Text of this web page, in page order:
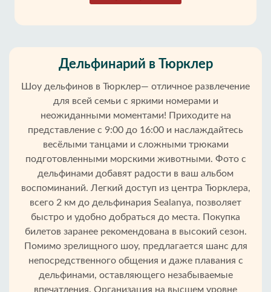
Районы
Дельфинарий в Тюрклер
Шоу дельфинов в Тюрклер— отличное развлечение
для всей семьи с яркими номерами и
неожиданными моментами! Приходите на
представление с 9:00 до 16:00 и наслаждайтесь
весёлыми танцами и сложными трюками
подготовленными морскими животными. Фото с
дельфинами добавят радости в ваш альбом
воспоминаний. Легкий доступ из центра Тюрклера,
всего 2 км до дельфинария Sealanya, позволяет
быстро и удобно добраться до места. Покупка
билетов заранее рекомендована в высокий сезон.
Помимо зрелищного шоу, предлагается шанс для
непосредственного общения и даже плавания с
дельфинами, оставляющего незабываемые
впечатления. Организация на высшем уровне